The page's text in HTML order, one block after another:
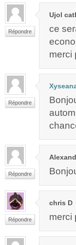
Répondre
Ujol
ce
merci
Répondre
Répondre
Répondre
chris D
merci